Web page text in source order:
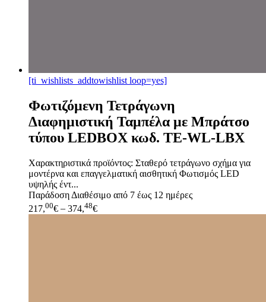
[ti_wishlists_addtowishlist loop=yes]
Φωτιζόμενη Τετράγωνη
Διαφημιστική Ταμπέλα με Μπράτσο
τύπου LEDBOX κωδ. TE-WL-LBX
Χαρακτηριστικά προϊόντος: Σταθερό τετράγωνο σχήμα για
μοντέρνα και επαγγελματική αισθητική Φωτισμός LED
υψηλής έντ...
Παράδοση Διαθέσιμο από 7 έως 12 ημέρες
217,00€ – 374,48€